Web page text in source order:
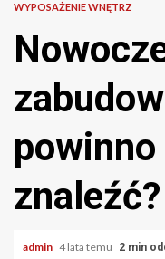
WYPOSAŻENIE WNĘTRZ
znaleźć?
admin 4 lata temu 2 min